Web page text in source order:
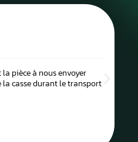
pièce à nous envoyer
casse durant le transport